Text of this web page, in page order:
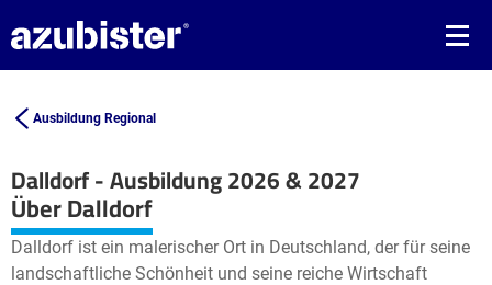
Ausbildung Regional
Dalldorf - Ausbildung 2026 & 2027
+
−
Leaflet| ©OpenStreetMap2
Über Dalldorf
Dalldorf ist ein malerischer Ort in Deutschland, der für seine
landschaftliche Schönheit und seine reiche Wirtschaft